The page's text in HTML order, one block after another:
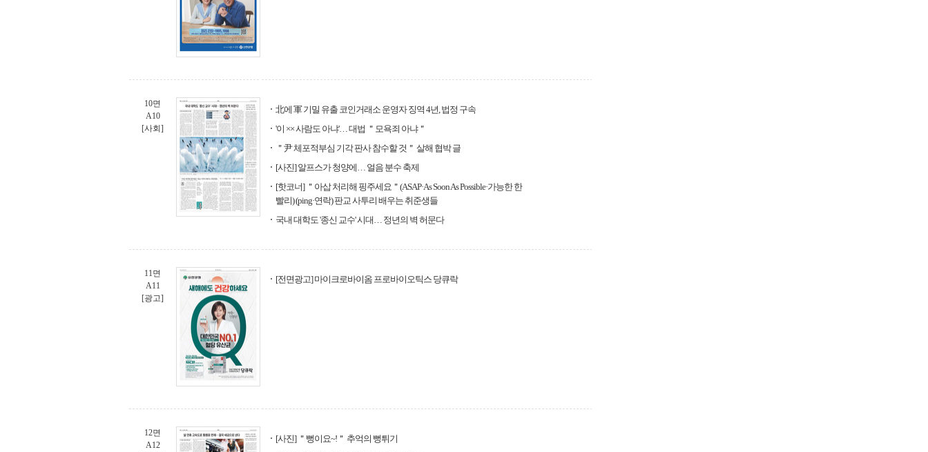
10면
A10
[사회]
北에 軍 기밀 유출 코인거래소 운영자 징역 4년, 법정 구속
'이 ×× 사람도 아냐'… 대법 ＂모욕죄 아냐＂
＂尹 체포적부심 기각 판사 참수할 것＂ 살해 협박 글
[사진] 알프스가 청양에… 얼음 분수 축제
[핫코너] ＂아삽 처리해 핑주세요＂(ASAP·As Soon As Possible·가능한 한
빨리) (ping·연락) 판교 사투리 배우는 취준생들
국내 대학도 '종신 교수' 시대… 정년의 벽 허문다
11면
A11
[광고]
[전면광고] 마이크로바이옴 프로바이오틱스 당큐락
12면
A12
[사진] ＂뻥이요~!＂ 추억의 뻥튀기